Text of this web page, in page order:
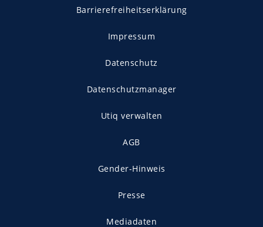
Barrierefreiheitserklärung
Impressum
Datenschutz
Datenschutzmanager
Utiq verwalten
AGB
Gender-Hinweis
Presse
Mediadaten